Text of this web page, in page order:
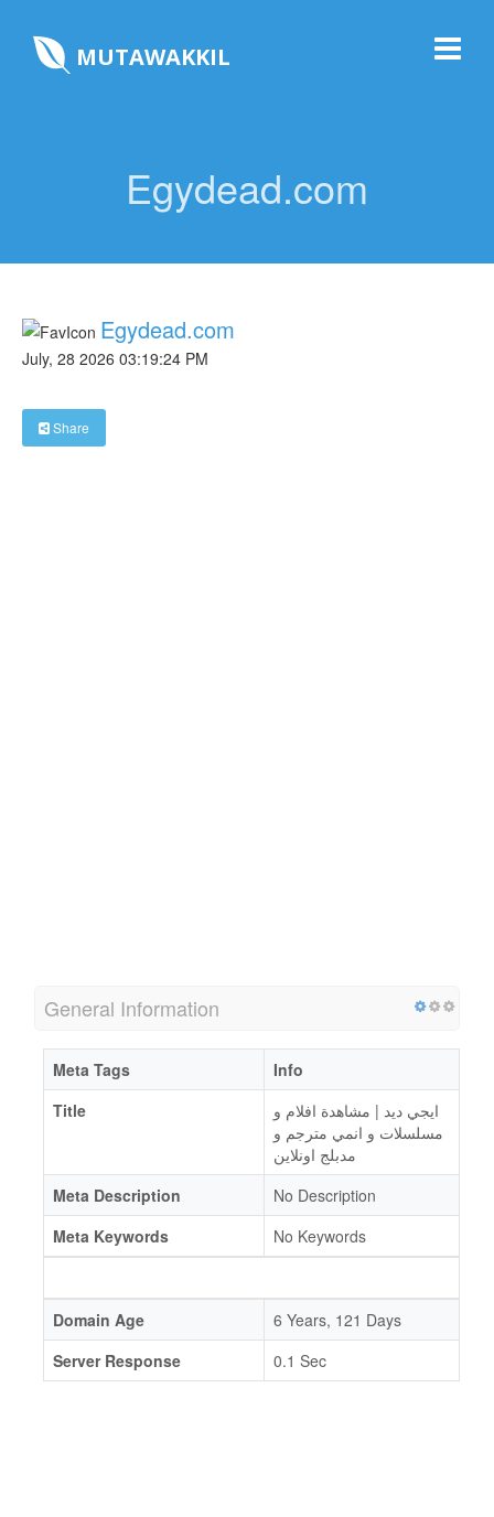
MUTAWAKKIL
Egydead.com
Egydead.com
July, 28 2026 03:19:24 PM
Share
General Information
Meta Tags
Info
Title
ايجي ديد | مشاهدة افلام و
مسلسلات و انمي مترجم و
مدبلج اونلاين
Meta Description
No Description
Meta Keywords
No Keywords
Domain Age
6 Years, 121 Days
Server Response
0.1 Sec